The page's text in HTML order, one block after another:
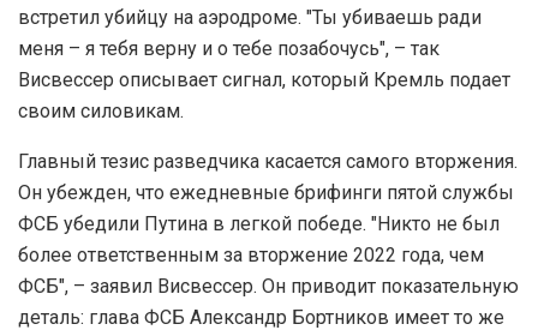
встретил убийцу на аэродроме. "Ты убиваешь ради
меня – я тебя верну и о тебе позабочусь", – так
Висвессер описывает сигнал, который Кремль подает
своим силовикам.
Главный тезис разведчика касается самого вторжения.
Он убежден, что ежедневные брифинги пятой службы
ФСБ убедили Путина в легкой победе. "Никто не был
более ответственным за вторжение 2022 года, чем
ФСБ", – заявил Висвессер. Он приводит показательную
деталь: глава ФСБ Александр Бортников имеет то же